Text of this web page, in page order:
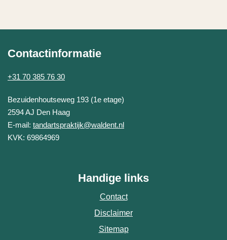
Contactinformatie
+31 70 385 76 30
Tandartspraktijk Waldent
Bezuidenhoutseweg 193 (1e etage)
2594 AJ Den Haag
E-mail: tandartspraktijk@waldent.nl
KVK: 69864969
Handige links
Contact
Disclaimer
Sitemap